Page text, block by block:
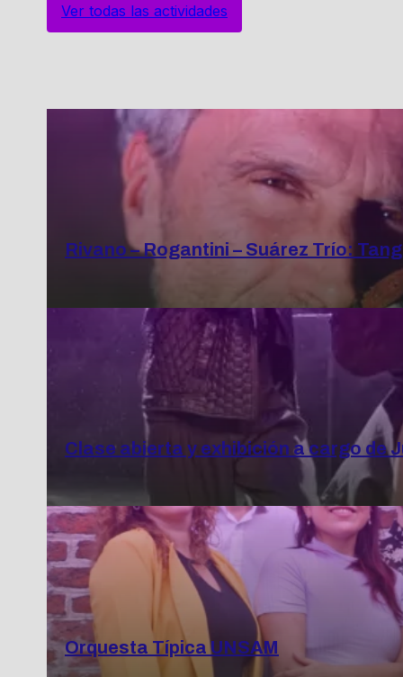
Ver todas las actividades
Rivano – Rogantini – Suárez Trío:
Clase abierta y exhibición a cargo de
Orquesta Típica UNSAM